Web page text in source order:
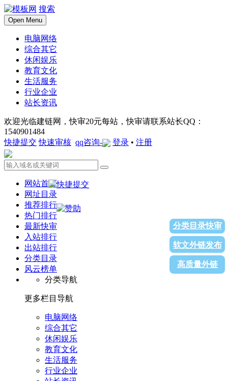
搜索
Open Menu
电脑网络
综合其它
休闲娱乐
教育文化
生活服务
行业企业
站长资讯
欢迎光临建链网，快审20元每站，快审请联系站长QQ：
1540901484
快捷提交 快速审核 qq咨询- 登录 • 注册
网站首页
网址目录
推荐排行
热门排行
最新快审
入站排行
出站排行
分类目录
风云榜单
分类导航
更多栏目导航
电脑网络
综合其它
休闲娱乐
教育文化
生活服务
行业企业
分类目录快审
软文外链发布
高质量外链